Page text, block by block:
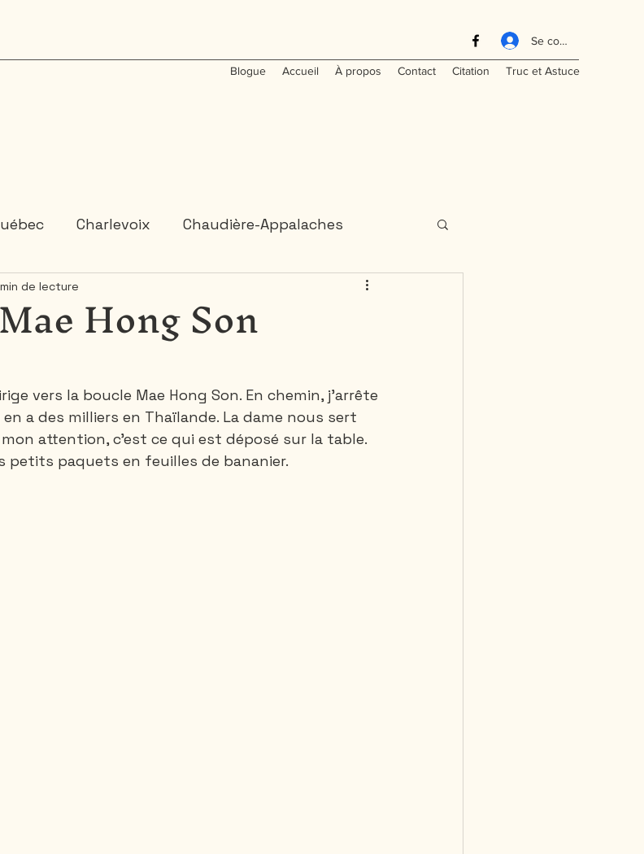
Se connecter
Blogue Accueil À propos Contact Citation Truc et Astuce
Charlevoix Chaudière-Appalaches
Gaspésie
Rando 1 ou 2 jours Rando 3 jours et plus
Hong Son
de lecture
vers la boucle Mae Hong Son. En chemin, j’arrête
a des milliers en Thaïlande. La dame nous sert
attention, c’est ce qui est déposé sur la table.
petits paquets en feuilles de bananier.